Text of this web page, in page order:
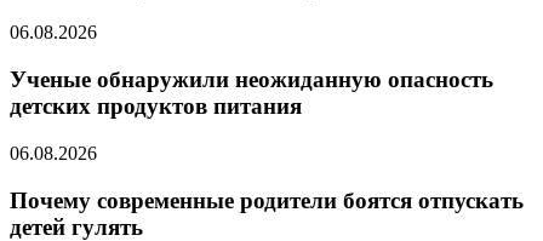
06.08.2026
Ученые обнаружили неожиданную опасность
детских продуктов питания
06.08.2026
Почему современные родители боятся отпускать
детей гулять